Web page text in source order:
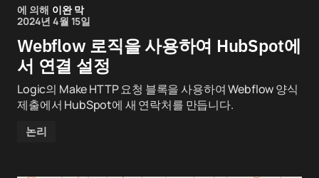
에 의해 이완 막
2024년 4월 15일
Webflow 로직을 사용하여 HubSpot에
서 연결 설정
Logic의 Make HTTP 요청 블록을 사용하여 Webflow 양식
제출에서 HubSpot에 새 연락처를 만듭니다.
논리